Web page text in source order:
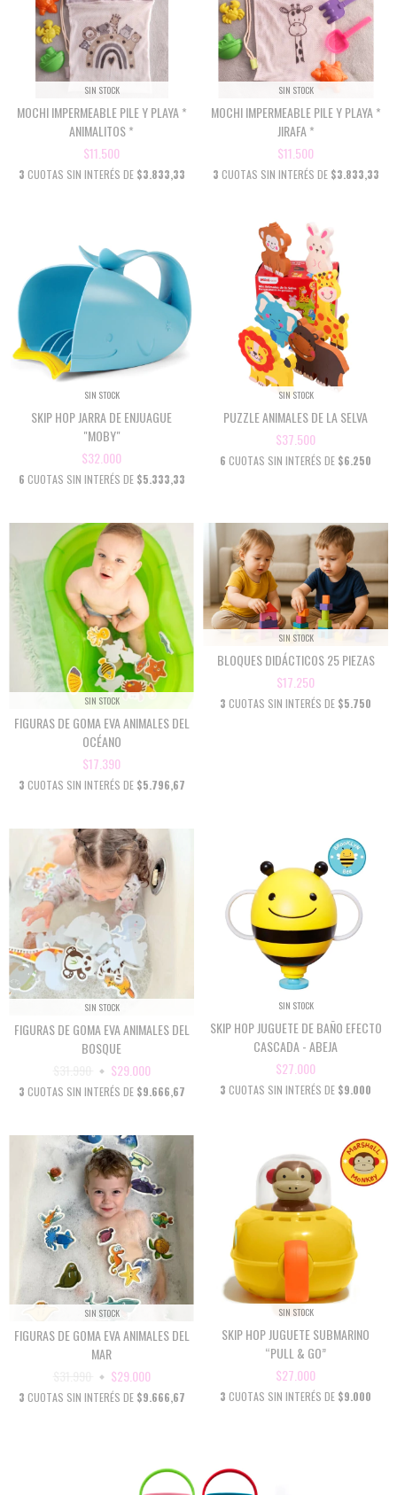
SIN STOCK
MOCHI IMPERMEABLE PILE Y PLAYA *
ANIMALITOS *
$11.500
3 CUOTAS SIN INTERÉS DE $3.833,33
SIN STOCK
MOCHI IMPERMEABLE PILE Y PLAYA *
JIRAFA *
$11.500
3 CUOTAS SIN INTERÉS DE $3.833,33
SIN STOCK
SKIP HOP JARRA DE ENJUAGUE
"MOBY"
$32.000
6 CUOTAS SIN INTERÉS DE $5.333,33
SIN STOCK
PUZZLE ANIMALES DE LA SELVA
$37.500
6 CUOTAS SIN INTERÉS DE $6.250
SIN STOCK
FIGURAS DE GOMA EVA ANIMALES DEL
OCÉANO
$17.390
3 CUOTAS SIN INTERÉS DE $5.796,67
SIN STOCK
BLOQUES DIDÁCTICOS 25 PIEZAS
$17.250
3 CUOTAS SIN INTERÉS DE $5.750
SIN STOCK
FIGURAS DE GOMA EVA ANIMALES DEL
BOSQUE
$31.990
$29.000
3 CUOTAS SIN INTERÉS DE $9.666,67
SIN STOCK
SKIP HOP JUGUETE DE BAÑO EFECTO
CASCADA - ABEJA
$27.000
3 CUOTAS SIN INTERÉS DE $9.000
SIN STOCK
FIGURAS DE GOMA EVA ANIMALES DEL
MAR
$31.990
$29.000
3 CUOTAS SIN INTERÉS DE $9.666,67
SIN STOCK
SKIP HOP JUGUETE SUBMARINO
“PULL & GO”
$27.000
3 CUOTAS SIN INTERÉS DE $9.000